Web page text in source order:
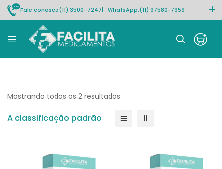
Fale conosco(11) 3500-7247| WhatsApp:(11) 97580-7959
Rastrear pedido
Mostrando todos os 2 resultados
A classificação padrão